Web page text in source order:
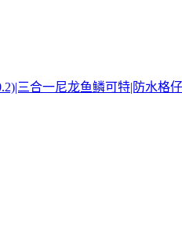
三合一尼龙鱼鳞可特|防水格